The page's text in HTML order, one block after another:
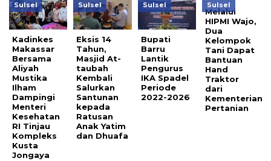
Sulsel
Kadinkes
Makassar
Bersama
Aliyah
Mustika
Ilham
Dampingi
Menteri
Kesehatan
RI Tinjau
Kompleks
Kusta
Jongaya
Sulsel
Eksis 14
Tahun,
Masjid At-
taubah
Kembali
Salurkan
Santunan
kepada
Ratusan
Anak Yatim
dan Dhuafa
Sulsel
Bupati
Barru
Lantik
Pengurus
IKA Spadel
Periode
2022-2026
Sulsel
Melalui
HIPMI Wajo,
Dua
Kelompok
Tani Dapat
Bantuan
Hand
Traktor
dari
Kementerian
Pertanian